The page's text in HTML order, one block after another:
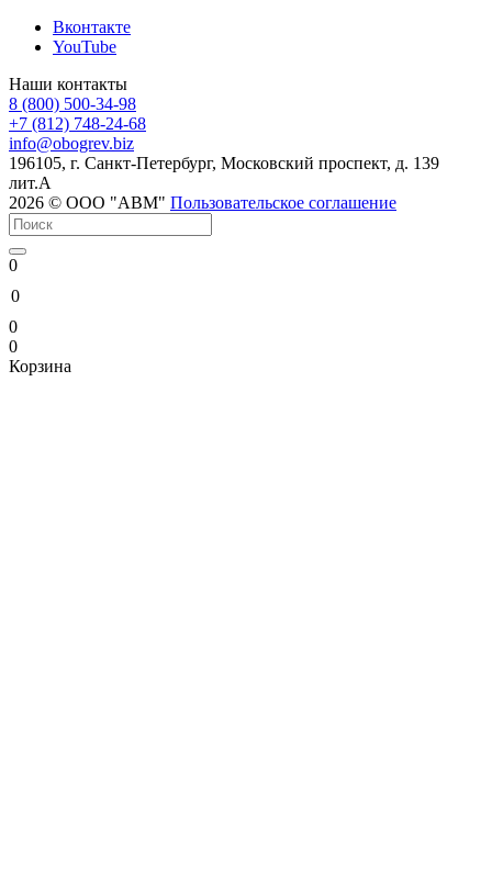
Вконтакте
YouTube
Наши контакты
8 (800) 500-34-98
+7 (812) 748-24-68
info@obogrev.biz
196105, г. Санкт-Петербург, Московский проспект, д. 139
лит.А
2026 © ООО "АВМ" Пользовательское соглашение
0
0
0
0
Корзина